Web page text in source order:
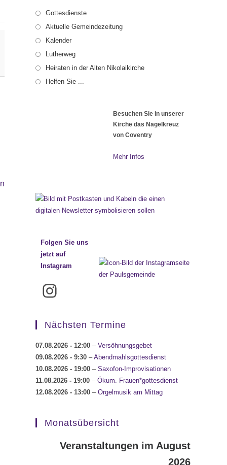
Gottesdienste
Aktuelle Gemeindezeitung
Kalender
Lutherweg
Heiraten in der Alten Nikolaikirche
Helfen Sie ...
Besuchen Sie in unserer
Kirche das Nagelkreuz
von Coventry
Mehr Infos
Folgen Sie uns
jetzt auf
Instagram
Instagram
Nächsten Termine
07.08.2026 - 12:00 – Versöhnungsgebet
09.08.2026 - 9:30 –Abendmahlsgottesdienst
10.08.2026 - 19:00 – Saxofon-Improvisationen
11.08.2026 - 19:00 – Ökum. Frauen*gottesdienst
12.08.2026 - 13:00 – Orgelmusik am Mittag
Monatsübersicht
Veranstaltungen im August
2026